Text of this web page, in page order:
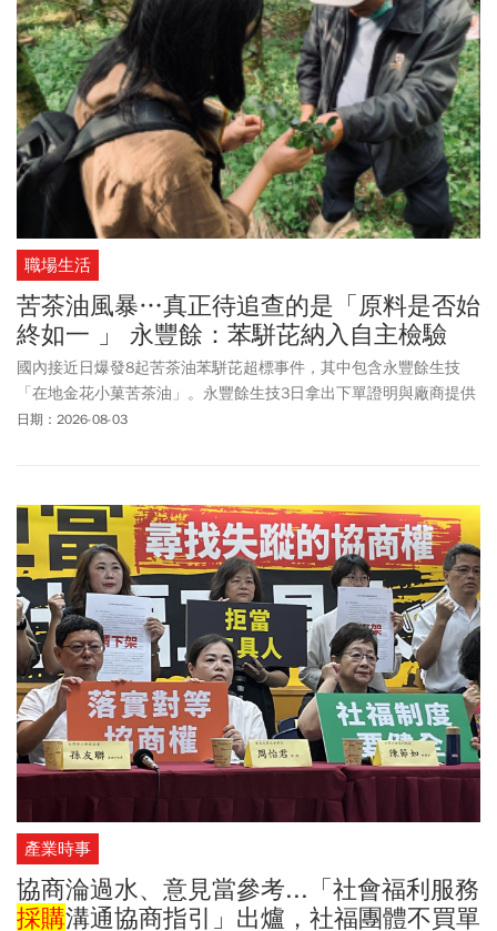
職場生活
苦茶油風暴…真正待追查的是「原料是否始
終如一 」 永豐餘：苯駢芘納入自主檢驗
國內接近日爆發8起苦茶油苯駢芘超標事件，其中包含永豐餘生技
「在地金花小菓苦茶油」。永豐餘生技3日拿出下單證明與廠商提供
的採收影片澄清，強調該公司產品的苦茶油籽來源絕非中國，而是
日期：2026-08-03
產業時事
協商淪過水、意見當參考...「社會福利服務
採購溝通協商指引」出爐，社福團體不買單